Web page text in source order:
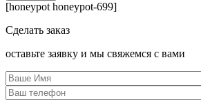
[honeypot honeypot-699]
Сделать заказ
оcтавьте заявку и мы свяжемся с вами